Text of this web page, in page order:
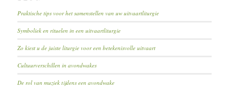
Praktische tips voor het samenstellen van uw uitvaartliturgie
Symboliek en rituelen in een uitvaartliturgie
Zo kiest u de juiste liturgie voor een betekenisvolle uitvaart
Cultuurverschillen in avondwakes
De rol van muziek tijdens een avondwake